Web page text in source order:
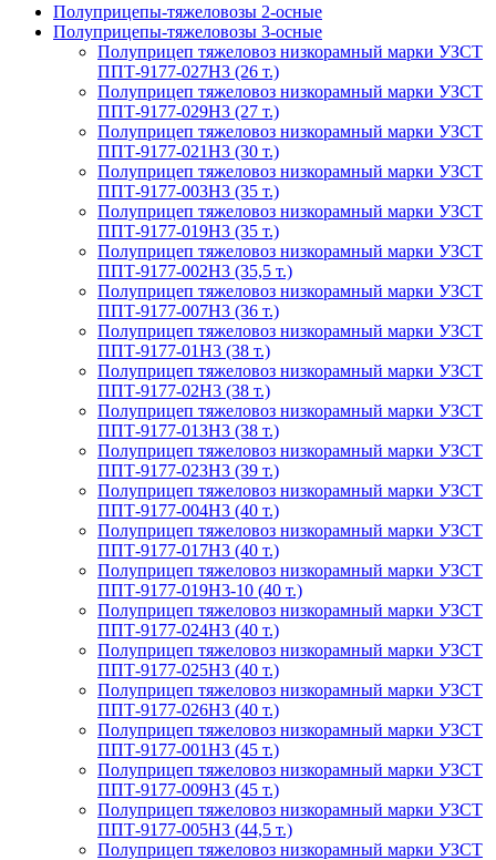
Полуприцепы-тяжеловозы 2-осные
Полуприцепы-тяжеловозы 3-осные
Полуприцеп тяжеловоз низкорамный марки УЗСТ
ППТ-9177-027Н3 (26 т.)
Полуприцеп тяжеловоз низкорамный марки УЗСТ
ППТ-9177-029Н3 (27 т.)
Полуприцеп тяжеловоз низкорамный марки УЗСТ
ППТ-9177-021Н3 (30 т.)
Полуприцеп тяжеловоз низкорамный марки УЗСТ
ППТ-9177-003Н3 (35 т.)
Полуприцеп тяжеловоз низкорамный марки УЗСТ
ППТ-9177-019Н3 (35 т.)
Полуприцеп тяжеловоз низкорамный марки УЗСТ
ППТ-9177-002Н3 (35,5 т.)
Полуприцеп тяжеловоз низкорамный марки УЗСТ
ППТ-9177-007Н3 (36 т.)
Полуприцеп тяжеловоз низкорамный марки УЗСТ
ППТ-9177-01Н3 (38 т.)
Полуприцеп тяжеловоз низкорамный марки УЗСТ
ППТ-9177-02Н3 (38 т.)
Полуприцеп тяжеловоз низкорамный марки УЗСТ
ППТ-9177-013Н3 (38 т.)
Полуприцеп тяжеловоз низкорамный марки УЗСТ
ППТ-9177-023Н3 (39 т.)
Полуприцеп тяжеловоз низкорамный марки УЗСТ
ППТ-9177-004Н3 (40 т.)
Полуприцеп тяжеловоз низкорамный марки УЗСТ
ППТ-9177-017Н3 (40 т.)
Полуприцеп тяжеловоз низкорамный марки УЗСТ
ППТ-9177-019Н3-10 (40 т.)
Полуприцеп тяжеловоз низкорамный марки УЗСТ
ППТ-9177-024Н3 (40 т.)
Полуприцеп тяжеловоз низкорамный марки УЗСТ
ППТ-9177-025Н3 (40 т.)
Полуприцеп тяжеловоз низкорамный марки УЗСТ
ППТ-9177-026Н3 (40 т.)
Полуприцеп тяжеловоз низкорамный марки УЗСТ
ППТ-9177-001Н3 (45 т.)
Полуприцеп тяжеловоз низкорамный марки УЗСТ
ППТ-9177-009Н3 (45 т.)
Полуприцеп тяжеловоз низкорамный марки УЗСТ
ППТ-9177-005Н3 (44,5 т.)
Полуприцеп тяжеловоз низкорамный марки УЗСТ